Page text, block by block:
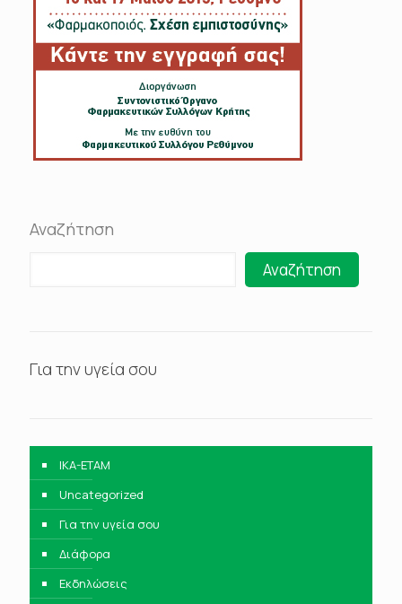
Αναζήτηση
Αναζήτηση
Για την υγεία σου
IKA-ETAM
Uncategorized
Για την υγεία σου
Διάφορα
Εκδηλώσεις